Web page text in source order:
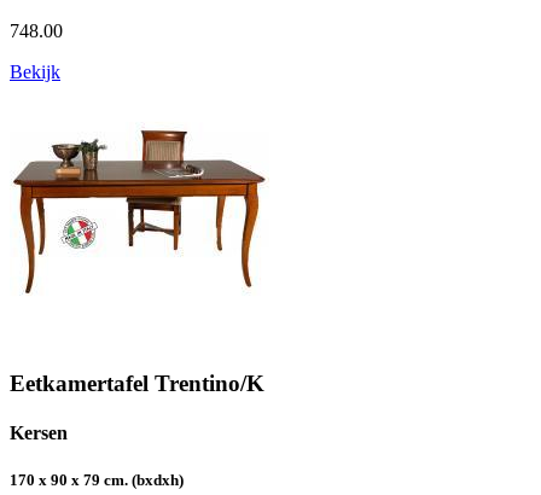
748.00
Bekijk
Eetkamertafel Trentino/K
Kersen
170 x 90 x 79 cm. (bxdxh)